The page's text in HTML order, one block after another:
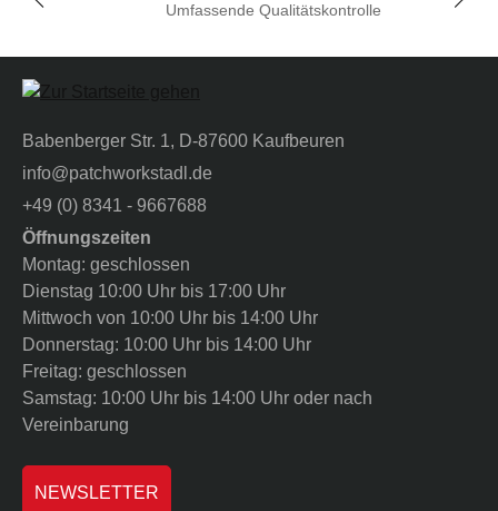
Umfassende Qualitätskontrolle
Babenberger Str. 1, D-87600 Kaufbeuren
info@patchworkstadl.de
+49 (0) 8341 - 9667688
Öffnungszeiten
Montag: geschlossen
Dienstag 10:00 Uhr bis 17:00 Uhr
Mittwoch von 10:00 Uhr bis 14:00 Uhr
Donnerstag: 10:00 Uhr bis 14:00 Uhr
Freitag: geschlossen
Samstag: 10:00 Uhr bis 14:00 Uhr oder nach
Vereinbarung
NEWSLETTER